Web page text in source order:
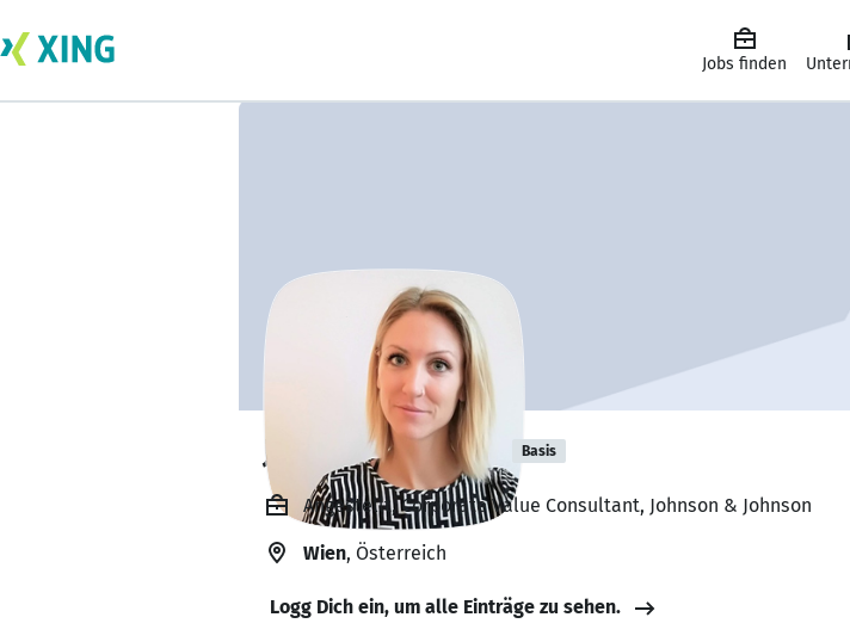
Jobs finden
Johanna Ludwig Basis
Angestellt, Corporate Value Consultant, Johnson & Johnson
Wien, Österreich
Logg Dich ein, um alle Einträge zu sehen.